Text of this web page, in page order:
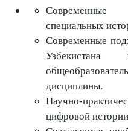
специальных
Современные
дисциплины.
Научно-
цифровой